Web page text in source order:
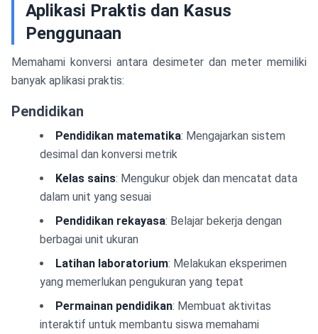
Aplikasi Praktis dan Kasus
Penggunaan
Memahami konversi antara desimeter dan meter memiliki
banyak aplikasi praktis:
Pendidikan
Pendidikan matematika: Mengajarkan sistem
desimal dan konversi metrik
Kelas sains: Mengukur objek dan mencatat data
dalam unit yang sesuai
Pendidikan rekayasa: Belajar bekerja dengan
berbagai unit ukuran
Latihan laboratorium: Melakukan eksperimen
yang memerlukan pengukuran yang tepat
Permainan pendidikan: Membuat aktivitas
interaktif untuk membantu siswa memahami